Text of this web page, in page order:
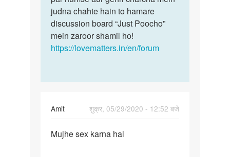
judna chahte hain to hamare
discussion board “Just Poocho”
mein zaroor shamil ho!
https://lovematters.in/en/forum
Amit
शुक्र, 05/29/2020 - 12:52 बजे
Mujhe
Mujhe sex karna hai